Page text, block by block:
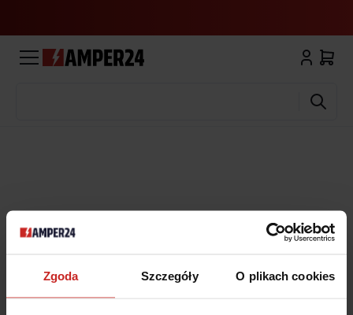
Zgoda Szczegóły O plikach cookies